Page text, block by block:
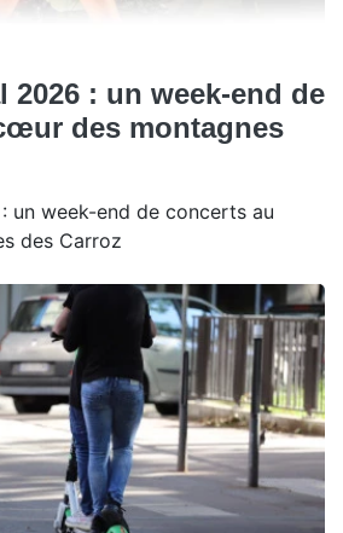
2026 : un week-end de
des montagnes
un week-end de concerts au
des Carroz